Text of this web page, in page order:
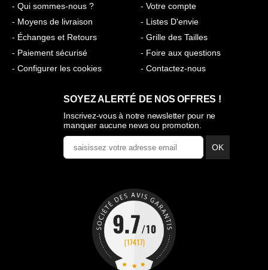
- Qui sommes-nous ?
- Moyens de livraison
- Échanges et Retours
- Paiement sécurisé
- Configurer les cookies
- Votre compte
- Listes D'envie
- Grille des Tailles
- Foire aux questions
- Contactez-nous
SOYEZ ALERTÉ DE NOS OFFRES !
Inscrivez-vous à notre newsletter pour ne
manquer aucune news ou promotion.
OK